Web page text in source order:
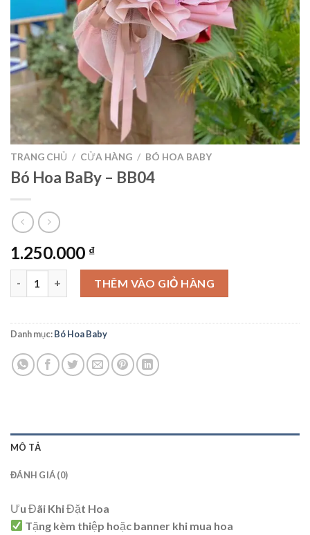
TRANG CHỦ / CỬA HÀNG / BÓ HOA BABY
Bó Hoa BaBy – BB04
1.250.000 ₫
Bó Hoa BaBy - BB04 số lượngTHÊM VÀO GIỎ HÀNG
Danh mục:Bó Hoa Baby
MÔ TẢ
ĐÁNH GIÁ (0)
Ưu Đãi Khi Đặt Hoa
Tặng kèm thiệp hoặc banner khi mua hoa